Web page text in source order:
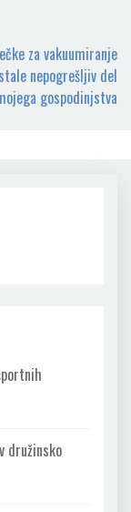
za vakuumiranje
nepogrešljiv del
gospodinjstva
družinsko